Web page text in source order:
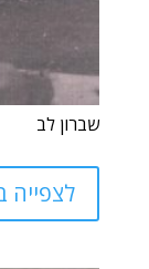
שברון לב
לצפייה